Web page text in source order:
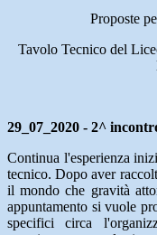
Proposte
Tavolo Tecnico del
29_07_2020 - 2^
Continua l'esperienza
tecnico. Dopo aver
il mondo che gravità
appuntamento si vuole
specifici circa